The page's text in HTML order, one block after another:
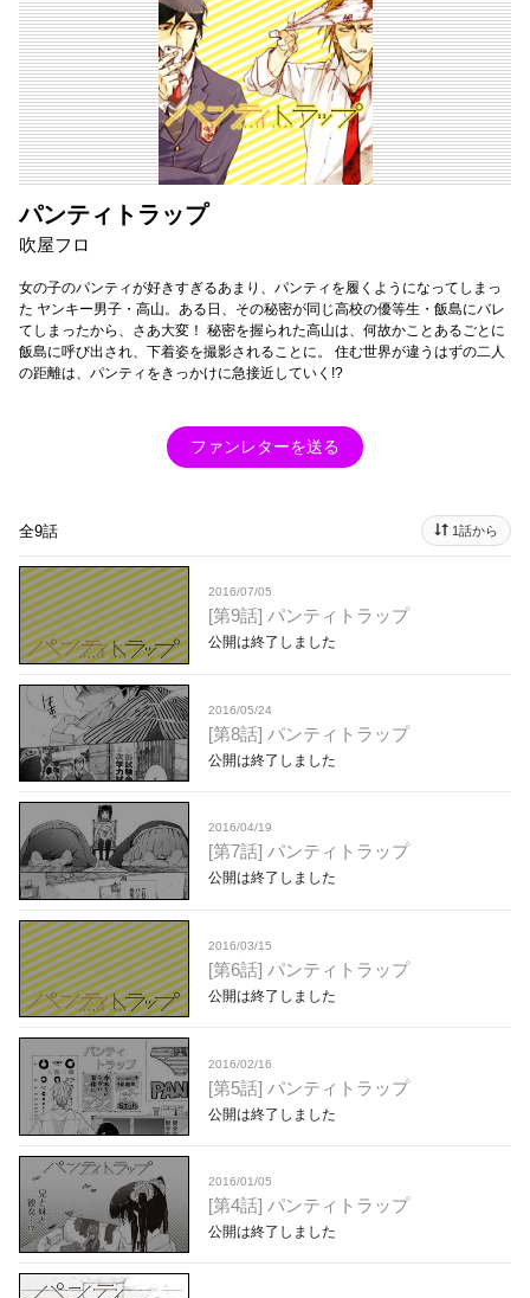
パンティトラップ
吹屋フロ
女の子のパンティが好きすぎるあまり、パンティを履くようになってしまっ
た ヤンキー男子・高山。ある日、その秘密が同じ高校の優等生・飯島にバレ
てしまったから、さあ大変！ 秘密を握られた高山は、何故かことあるごとに
飯島に呼び出され、下着姿を撮影されることに。 住む世界が違うはずの二人
の距離は、パンティをきっかけに急接近していく!?
ファンレターを送る
全9話 1話から
2016/07/05
[第9話] パンティトラップ
公開は終了しました
2016/05/24
[第8話] パンティトラップ
公開は終了しました
2016/04/19
[第7話] パンティトラップ
公開は終了しました
2016/03/15
[第6話] パンティトラップ
公開は終了しました
2016/02/16
[第5話] パンティトラップ
公開は終了しました
2016/01/05
[第4話] パンティトラップ
公開は終了しました